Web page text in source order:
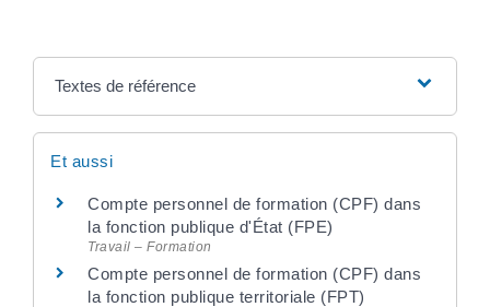
Textes de référence
Et aussi
Compte personnel de formation (CPF) dans
la fonction publique d'État (FPE)
Travail – Formation
Compte personnel de formation (CPF) dans
la fonction publique territoriale (FPT)